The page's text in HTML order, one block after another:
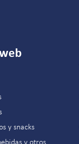
y snacks